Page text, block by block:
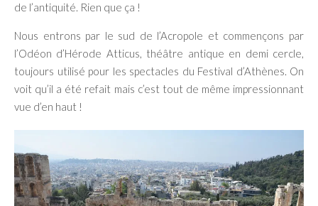
de l’antiquité. Rien que ça !
Nous entrons par le sud de l’Acropole et commençons par
l’Odéon d’Hérode Atticus, théâtre antique en demi cercle,
toujours utilisé pour les spectacles du Festival d’Athènes. On
voit qu’il a été refait mais c’est tout de même impressionnant
vue d’en haut !